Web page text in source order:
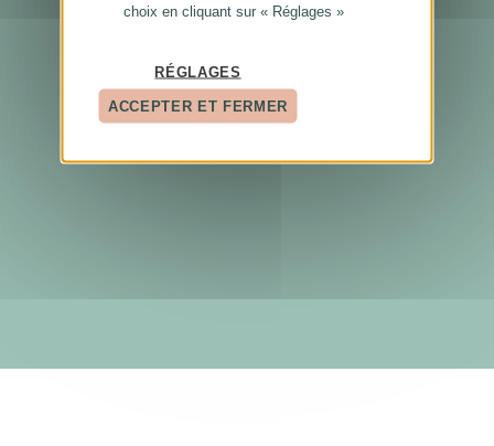
choix en cliquant sur « Réglages »
RÉGLAGES
ACCEPTER ET FERMER